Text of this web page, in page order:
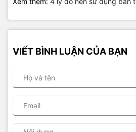
VIẾT BÌNH LUẬN CỦA BẠN